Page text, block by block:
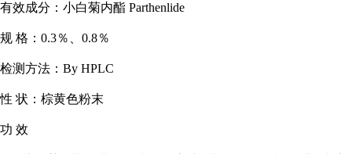
有效成分：小白菊内酯 Parthenlide
规 格： 0.3％、0.8％
检测方法： By HPLC
性 状：棕黄色粉末
功 效